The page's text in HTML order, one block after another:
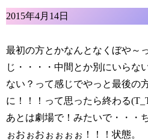
2015年4月14日
最初の方とかなんとなくぼや～
じ・・・・中間とか別にいらな
ない？って感じでやっと最後の
に！！！って思ったら終わる
あとは劇場で！みたいで・・・
ぉおぉおぉぉぉぉ！！！状態。